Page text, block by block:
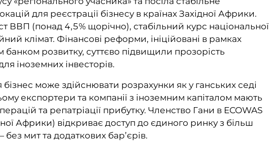
для реєстрації бізнесу в країнах Західної Африки.
ВВП (понад 4,5% щорічно), стабільний курс національної
клімат. Фінансові реформи, ініційовані в рамках
розвитку, суттєво підвищили прозорість
іноземних інвесторів.
може здійснювати розрахунки як у ганських седі
експортери та компанії з іноземним капіталом мають
та репатріації прибутку. Членство Гани в ECOWAS
Африки) відкриває доступ до єдиного ринку з більш
мит та додаткових бар’єрів.